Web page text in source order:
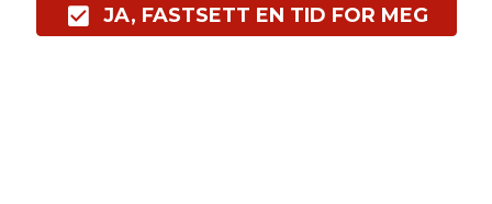
JA, FASTSETT EN TID FOR MEG